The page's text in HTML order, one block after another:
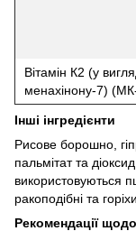
Вітамін К2 (у
менахінону-7)
Інші інгредієнти
Рисове борошно,
пальмітат та
використовуються
ракоподібні та горіхи.
Рекомендації